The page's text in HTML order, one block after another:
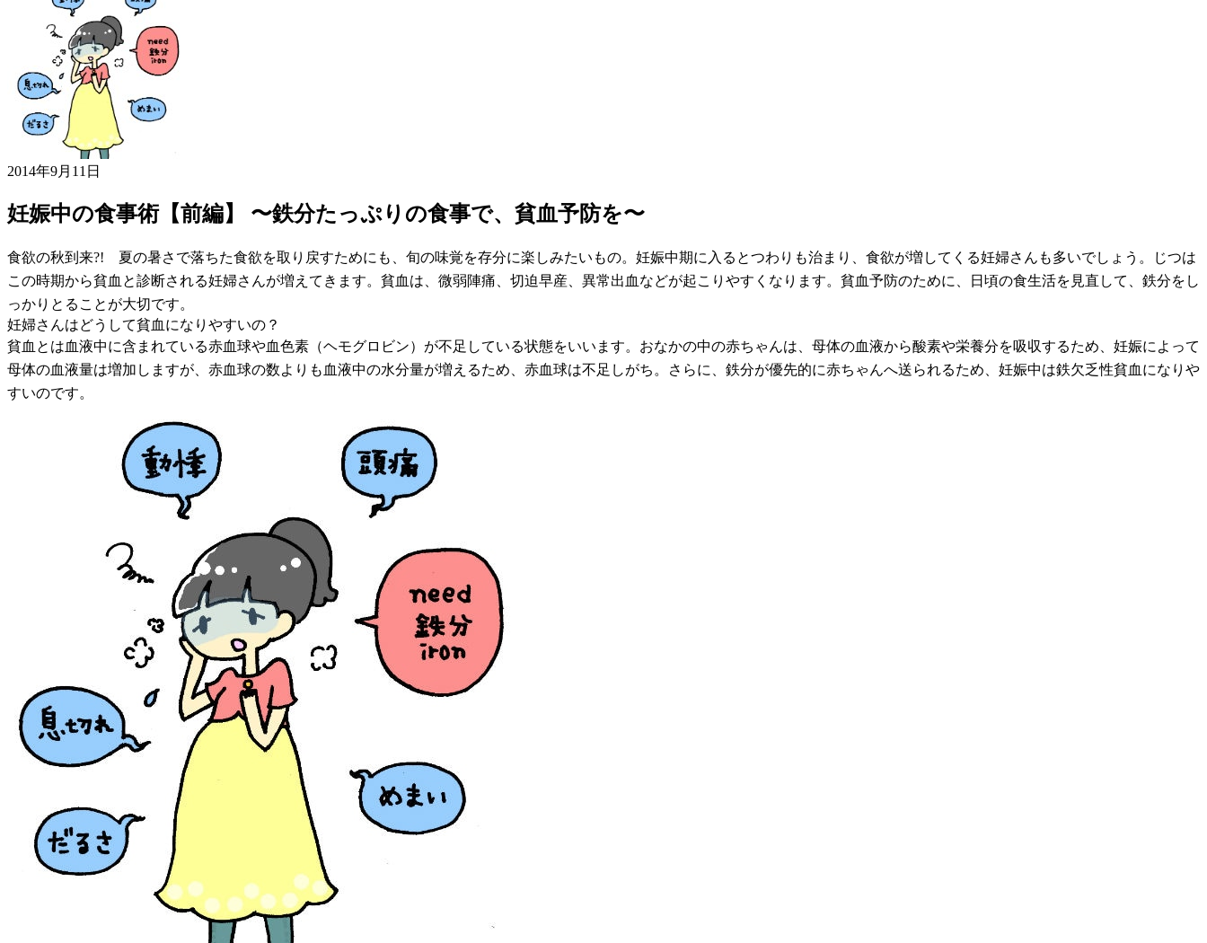
2014年9月11日
妊娠中の食事術【前編】 〜鉄分たっぷりの食事で、貧血予防を〜
食欲の秋到来?! 夏の暑さで落ちた食欲を取り戻すためにも、旬の味覚を存分に楽しみたいもの。妊娠中期に入るとつわりも治まり、食欲が増してくる妊婦さんも多いでしょう。じつは
この時期から貧血と診断される妊婦さんが増えてきます。貧血は、微弱陣痛、切迫早産、異常出血などが起こりやすくなります。貧血予防のために、日頃の食生活を見直して、鉄分をし
っかりとることが大切です。
妊婦さんはどうして貧血になりやすいの？
貧血とは血液中に含まれている赤血球や血色素（ヘモグロビン）が不足している状態をいいます。おなかの中の赤ちゃんは、母体の血液から酸素や栄養分を吸収するため、妊娠によって
母体の血液量は増加しますが、赤血球の数よりも血液中の水分量が増えるため、赤血球は不足しがち。さらに、鉄分が優先的に赤ちゃんへ送られるため、妊娠中は鉄欠乏性貧血になりや
すいのです。